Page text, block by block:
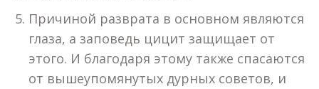
Причиной разврата в основном являются
глаза, а заповедь цицит защищает от
этого. И благодаря этому также спасаются
от вышеупомянутых дурных советов, и